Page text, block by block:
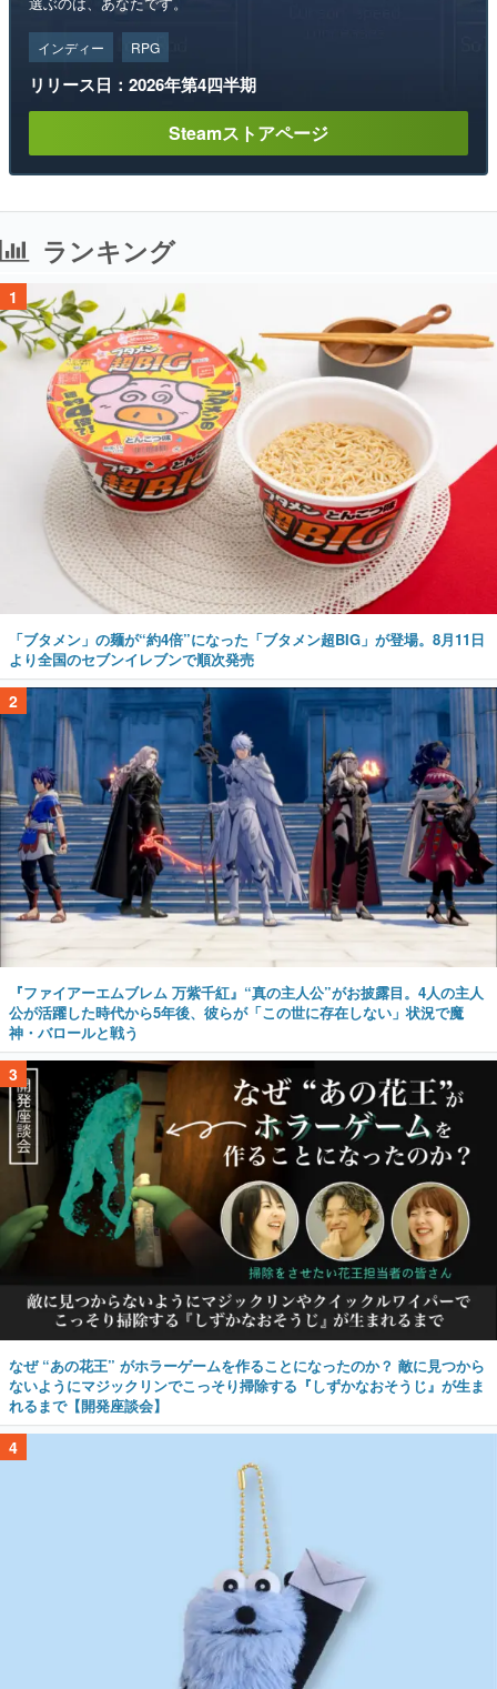
インディー RPG
リリース日：2026年第4四半期
Steamストアページ
ランキング
1
「ブタメン」の麺が“約4倍”になった「ブタメン超BIG」が登場。8月11日
より全国のセブンイレブンで順次発売
2
『ファイアーエムブレム 万紫千紅』“真の主人公”がお披露目。4人の主人
公が活躍した時代から5年後、彼らが「この世に存在しない」状況で魔
神・バロールと戦う
3
なぜ “あの花王” がホラーゲームを作ることになったのか？ 敵に見つから
ないようにマジックリンでこっそり掃除する『しずかなおそうじ』が生ま
れるまで【開発座談会】
4